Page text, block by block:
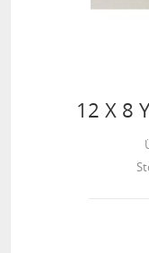
12 X 8